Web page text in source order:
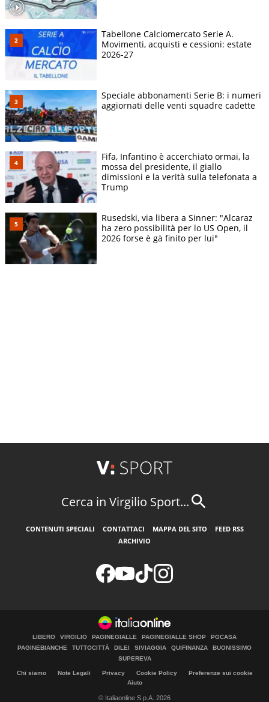
Tabellone Calciomercato Serie A.
Movimenti, acquisti e cessioni: estate
2026-27
Speciale abbonamenti Serie B: i numeri
aggiornati delle venti squadre cadette
Fifa, Infantino è accerchiato ormai, la
mossa del presidente, il giallo
dimissioni e la verità sulla telefonata a
Trump
Rusedski, via libera a Sinner: "Alcaraz
ha zero possibilità per lo US Open, il
2026 forse è gà finito per lui"
Cerca in Virgilio Sport...
CONTENUTI SPECIALI CONTATTACI MAPPA DEL SITO
FEED RSS
ARCHIVIO
LIBERO VIRGILIO PAGINEGIALLE PAGINEGIALLE SHOP
PGCASA
PAGINEBIANCHE
TUTTOCITTÀ DILEI SIVIAGGIA QUIFINANZA
BUONISSIMO
SUPEREVA
Chi siamo Note Legali Privacy Cookie Policy
Preferenze sui cookie
Aiuto
© Italiaonline S.p.A. 2026